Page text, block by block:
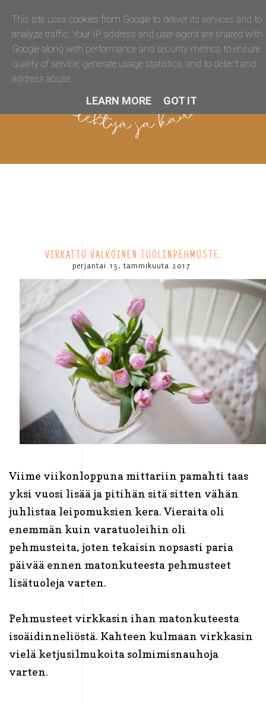
VIRKATTU VALKOINEN TUOLINPEHMUSTE.
perjantai 13. tammikuuta 2017
Viime viikonloppuna mittariin pamahti taas
yksi vuosi lisää ja pitihän sitä sitten vähän
juhlistaa leipomuksien kera. Vieraita oli
enemmän kuin varatuoleihin oli
pehmusteita, joten tekaisin nopsasti paria
päivää ennen matonkuteesta pehmusteet
lisätuoleja varten.
Pehmusteet virkkasin ihan matonkuteesta
isoäidinneliöstä. Kahteen kulmaan virkkasin
vielä ketjusilmukoita solmimisnauhoja
varten.
This site uses cookies from Google to deliver its services and to
analyze traffic. Your IP address and user-agent are shared with
Google along with performance and security metrics to ensure
quality of service, generate usage statistics, and to detect and
address abuse.
LEARN MORE GOT IT